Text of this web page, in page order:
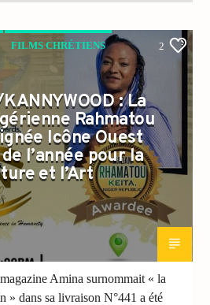
FILMS CHRÉTIENS 2
: La
Rahmatou
Icône Ouest
l’année pour la
et l’Art
Amina surnommait « la
» dans sa livraison N°441 a été